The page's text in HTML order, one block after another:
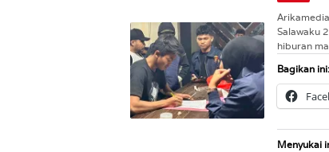
Salawaku
hiburan
Bagikan ini:
Menyukai